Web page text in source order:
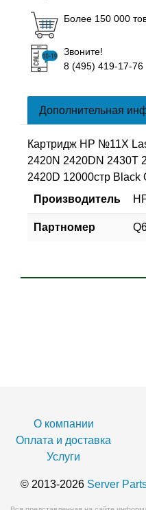
Более 150 000
Звоните!
8 (495) 419-17-76
Дополнительная
Картридж HP №11X
2420N 2420DN 2430T
2420D 12000стр Black
Производитель
Партномер
О компании
Оплата и доставка
Услуги
© 2013-2026 Server